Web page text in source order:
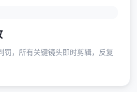
罚，所有关键镜头即时剪辑，反复